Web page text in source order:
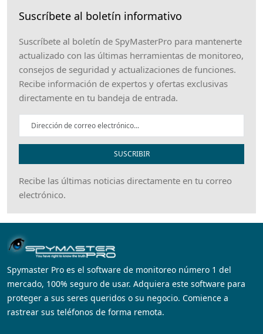
Suscríbete al boletín informativo
Suscríbete al boletín de SpyMasterPro para mantenerte
actualizado con las últimas herramientas de monitoreo,
consejos de seguridad y actualizaciones de funciones.
Recibe información de expertos y ofertas exclusivas
directamente en tu bandeja de entrada.
SUSCRIBIR
Recibe las últimas noticias directamente en tu correo
electrónico.
Spymaster Pro es el software de monitoreo número 1 del
mercado, 100% seguro de usar. Adquiera este software para
proteger a sus seres queridos o su negocio. Comience a
rastrear sus teléfonos de forma remota.